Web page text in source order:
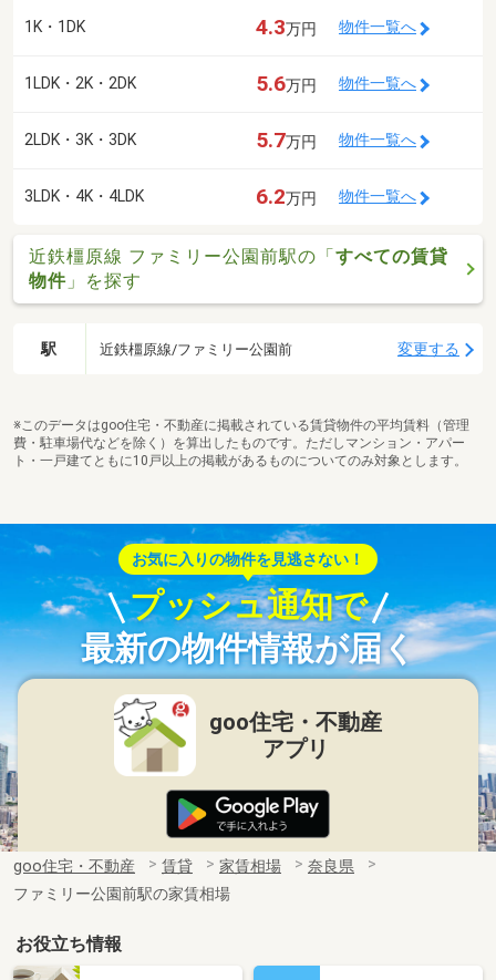
1K・1DK 4.3万円 物件一覧へ
1LDK・2K・2DK 5.6万円 物件一覧へ
2LDK・3K・3DK 5.7万円 物件一覧へ
3LDK・4K・4LDK 6.2万円 物件一覧へ
近鉄橿原線 ファミリー公園前駅の「すべての賃貸
物件 」を探す
駅 近鉄橿原線/ファミリー公園前 変更する
※このデータはgoo住宅・不動産に掲載されている賃貸物件の平均賃料（管理
費・駐車場代などを除く）を算出したものです。ただしマンション・アパー
ト・一戸建てともに10戸以上の掲載があるものについてのみ対象とします。
お気に入りの物件を見逃さない！
プッシュ通知で
最新の物件情報が届く
goo住宅・不動産
アプリ
goo住宅・不動産 賃貸 家賃相場
奈良県
ファミリー公園前駅の家賃相場
お役立ち情報